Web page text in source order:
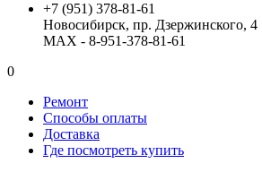
+7 (951) 378-81-61
Новосибирск, пр. Дзержинского, 4
MAX - 8-951-378-81-61
0
Ремонт
Способы оплаты
Доставка
Где посмотреть купить